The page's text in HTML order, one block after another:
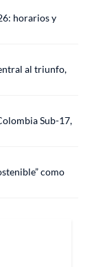
horarios y
al triunfo,
Sub-17,
como